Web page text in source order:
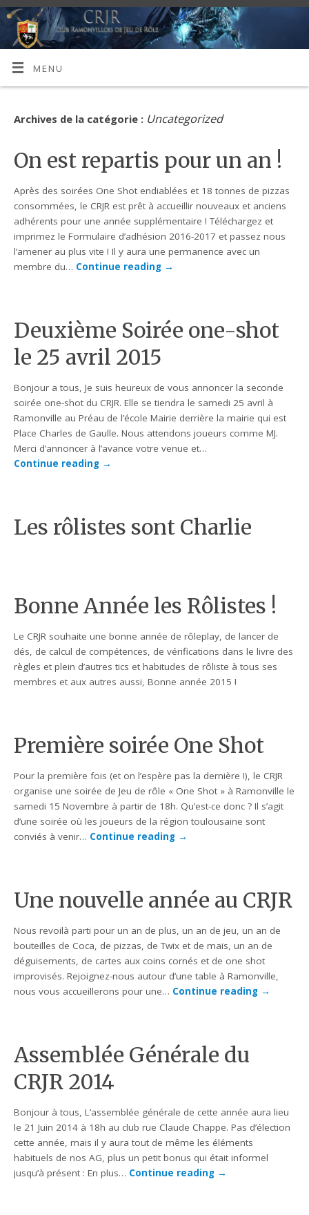
MENU
Archives de la catégorie : Uncategorized
On est repartis pour un an !
Après des soirées One Shot endiablées et 18 tonnes de pizzas
consommées, le CRJR est prêt à accueillir nouveaux et anciens
adhérents pour une année supplémentaire ! Téléchargez et
imprimez le Formulaire d’adhésion 2016-2017 et passez nous
l’amener au plus vite ! Il y aura une permanence avec un
membre du… Continue reading →
Deuxième Soirée one-shot
le 25 avril 2015
Bonjour a tous, Je suis heureux de vous annoncer la seconde
soirée one-shot du CRJR. Elle se tiendra le samedi 25 avril à
Ramonville au Préau de l’école Mairie derrière la mairie qui est
Place Charles de Gaulle. Nous attendons joueurs comme MJ.
Merci d’annoncer à l’avance votre venue et…
Continue reading →
Les rôlistes sont Charlie
Bonne Année les Rôlistes !
Le CRJR souhaite une bonne année de rôleplay, de lancer de
dés, de calcul de compétences, de vérifications dans le livre des
règles et plein d’autres tics et habitudes de rôliste à tous ses
membres et aux autres aussi, Bonne année 2015 !
Première soirée One Shot
Pour la première fois (et on l’espère pas la dernière !), le CRJR
organise une soirée de Jeu de rôle « One Shot » à Ramonville le
samedi 15 Novembre à partir de 18h. Qu’est-ce donc ? Il s’agit
d’une soirée où les joueurs de la région toulousaine sont
conviés à venir… Continue reading →
Une nouvelle année au CRJR
Nous revoilà parti pour un an de plus, un an de jeu, un an de
bouteilles de Coca, de pizzas, de Twix et de maïs, un an de
déguisements, de cartes aux coins cornés et de one shot
improvisés. Rejoignez-nous autour d’une table à Ramonville,
nous vous accueillerons pour une… Continue reading →
Assemblée Générale du
CRJR 2014
Bonjour à tous, L’assemblée générale de cette année aura lieu
le 21 Juin 2014 à 18h au club rue Claude Chappe. Pas d’élection
cette année, mais il y aura tout de même les éléments
habituels de nos AG, plus un petit bonus qui était informel
jusqu’à présent : En plus… Continue reading →